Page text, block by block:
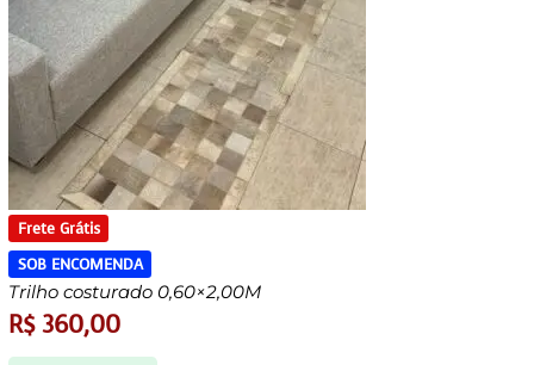
Frete Grátis
SOB ENCOMENDA
Trilho costurado 0,60×2,00M
R$360,00